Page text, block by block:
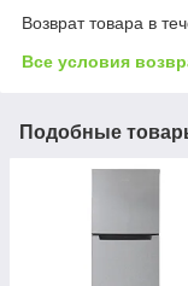
Возврат товара в
Все условия
Подобные